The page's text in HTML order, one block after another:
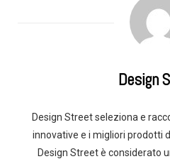
Design
Design Street seleziona e
innovative e i migliori prodotti
Design Street è considerato